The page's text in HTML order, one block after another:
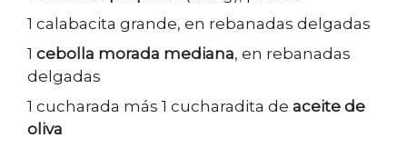
1 calabacita grande, en rebanadas delgadas
1 cebolla morada mediana, en rebanadas
delgadas
1 cucharada más 1 cucharadita de aceite de
oliva